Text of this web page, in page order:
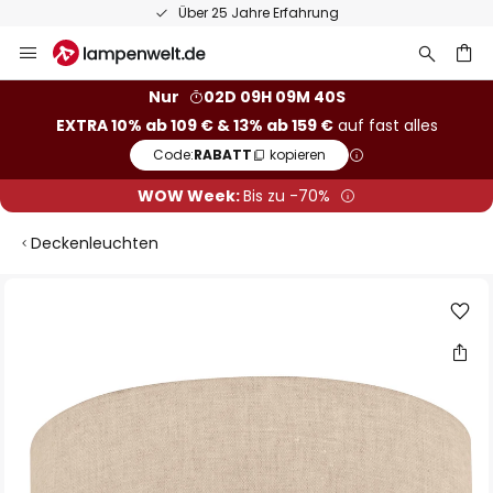
Über 25 Jahre Erfahrung
Inhalt
Nur
02D 09H 09M 40S
EXTRA 10% ab 109 € & 13% ab 159 €auf fast alles
Code:RABATT kopieren
WOW Week:Bis zu -70%
Deckenleuchten
springen